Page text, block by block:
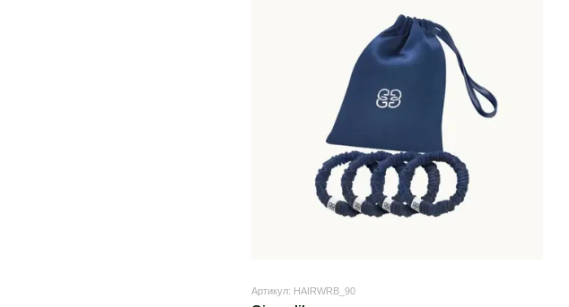
Артикул: HAIRWRB_90